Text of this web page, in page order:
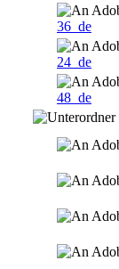
36_de
24_de
48_de